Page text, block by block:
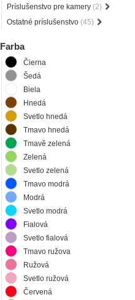
Príslušenstvo pre kamery (2)
Ostatné príslušenstvo (45)
Farba
Čierna
Šedá
Biela
Hnedá
Svetlo hnedá
Tmavo hnedá
Tmavě zelená
Zelená
Svetlo zelená
Tmavo modrá
Modrá
Svetlo modrá
Fialová
Svetlo fialová
Tmavo ružova
Ružová
Svetlo ružová
Červená